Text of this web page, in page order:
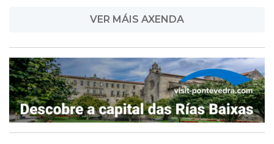
VER MÁIS AXENDA